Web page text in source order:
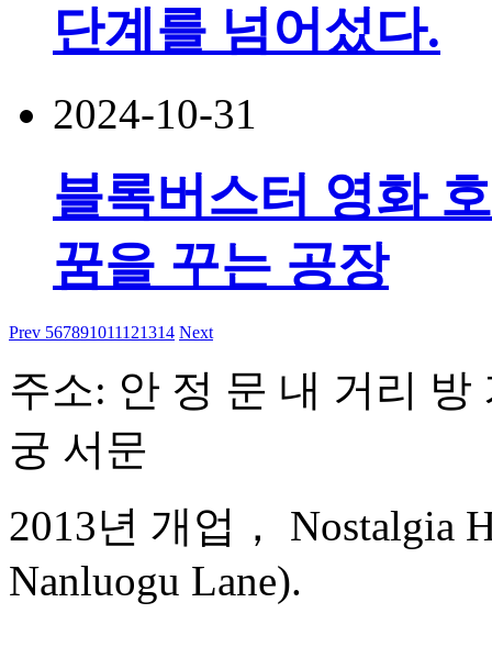
단계를 넘어섰다.
2024-10-31
블록버스터 영화
꿈을 꾸는 공장
Prev 567891011121314 Next
주소: 안 정 문 내 거리 방
궁 서문
2013년 개업， Nostalgia
Nanluogu Lane).